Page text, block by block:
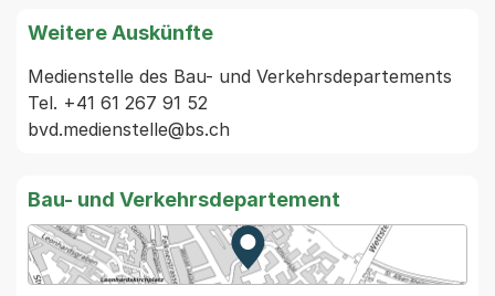
Weitere Auskünfte
Medienstelle des Bau- und Verkehrsdepartements
Tel. +41 61 267 91 52
Bau- und Verkehrsdepartement
Zur Karte von MapBS.
Externer Link, wird in einem